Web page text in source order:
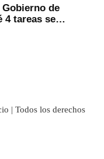
de
4 tareas se
| Todos los derechos